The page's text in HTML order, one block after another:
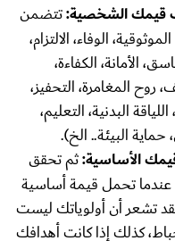
قيمك الشخصية:تتضمن
الوفاء، الالتزام،
الأمانة، الكفاءة،
روح المغامرة، التحفيز،
البدنية، التعليم،
البيئة.. الخ).
الأساسية:ثم تحقق
عندما تحمل قيمة أساسية
تشعر أن أولوياتك ليست
كذلك إذا كانت أهدافك